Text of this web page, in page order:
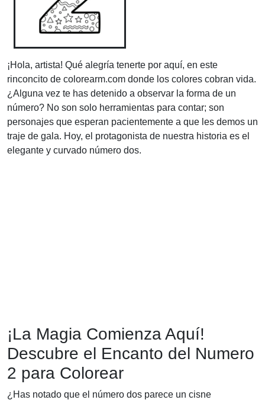
¡Hola, artista! Qué alegría tenerte por aquí, en este
rinconcito de colorearm.com donde los colores cobran vida.
¿Alguna vez te has detenido a observar la forma de un
número? No son solo herramientas para contar; son
personajes que esperan pacientemente a que les demos un
traje de gala. Hoy, el protagonista de nuestra historia es el
elegante y curvado número dos.
¡La Magia Comienza Aquí!
Descubre el Encanto del Numero
2 para Colorear
¿Has notado que el número dos parece un cisne